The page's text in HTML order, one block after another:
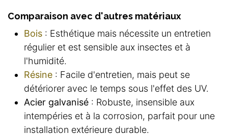
Comparaison avec d'autres matériaux
Bois : Esthétique mais nécessite un entretien
régulier et est sensible aux insectes et à
l'humidité.
Résine : Facile d'entretien, mais peut se
détériorer avec le temps sous l'effet des UV.
Acier galvanisé : Robuste, insensible aux
intempéries et à la corrosion, parfait pour une
installation extérieure durable.